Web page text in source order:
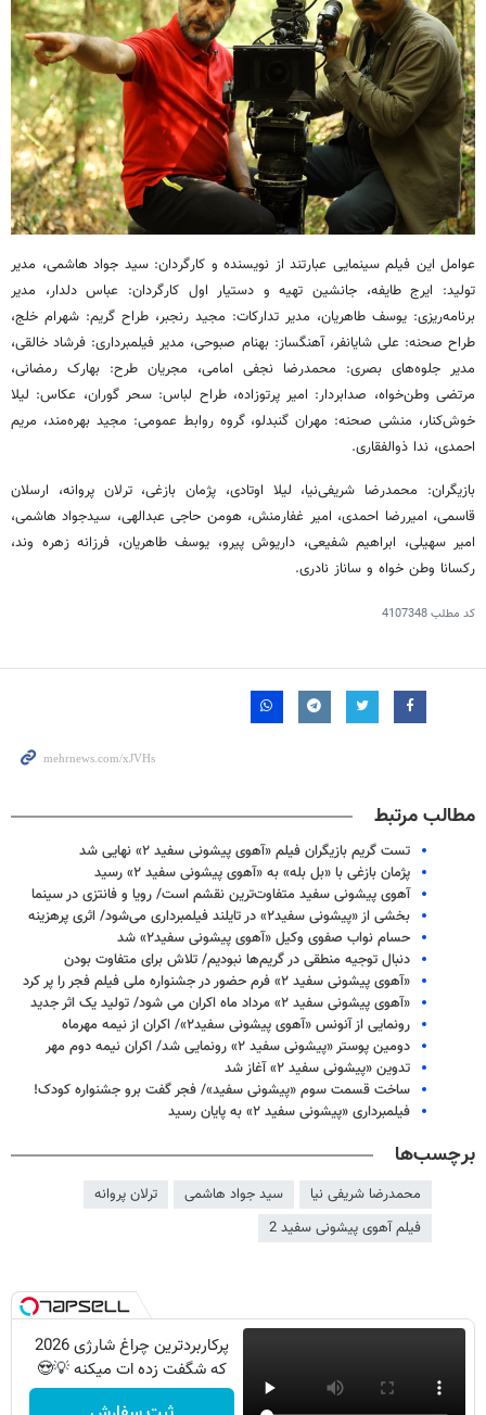
عوامل این فیلم سینمایی عبارتند از نویسنده و کارگردان: سید جواد هاشمی، مدیر
تولید: ایرج طایفه، جانشین تهیه و دستیار اول کارگردان: عباس دلدار، مدیر
برنامه‌ریزی: یوسف طاهریان، مدیر تدارکات: مجید رنجبر، طراح گریم: شهرام خلج،
طراح صحنه: علی شایانفر، آهنگساز: بهنام صبوحی، مدیر فیلمبرداری: فرشاد خالقی،
مدیر جلوه‌های بصری: محمدرضا نجفی امامی، مجریان طرح: بهارک رمضانی،
مرتضی وطن‌خواه، صدابردار: امیر پرتوزاده، طراح لباس: سحر گوران، عکاس: لیلا
خوش‌کنار، منشی صحنه: مهران گنبدلو، گروه روابط عمومی: مجید بهره‌مند، مریم
احمدی، ندا ذوالفقاری.
بازیگران: محمدرضا شریفی‌نیا، لیلا اوتادی، پژمان بازغی، ترلان پروانه، ارسلان
قاسمی، امیررضا احمدی، امیر غفارمنش، هومن حاجی عبدالهی، سیدجواد هاشمی،
امیر سهیلی، ابراهیم شفیعی، داریوش پیرو، یوسف طاهریان، فرزانه زهره وند،
رکسانا وطن خواه و ساناز نادری.
کد مطلب4107348
مطالب مرتبط
تست گریم بازیگران فیلم «آهوی پیشونی سفید ۲» نهایی شد
پژمان بازغی با «بل بله» به «آهوی پیشونی سفید ۲» رسید
آهوی پیشونی سفید متفاوت‌ترین نقشم است/ رویا و فانتزی در سینما
بخشی از «پیشونی سفید۲» در تایلند فیلمبرداری می‌شود/ اثری پرهزینه
حسام نواب صفوی وکیل «آهوی پیشونی سفید۲» شد
دنبال توجیه منطقی در گریم‌ها نبودیم/ تلاش برای متفاوت بودن
«آهوی پیشونی سفید ۲» فرم حضور در جشنواره ملی فیلم فجر را پر کرد
«آهوی پیشونی سفید ۲» مرداد ماه اکران می شود/ تولید یک اثر جدید
رونمایی از آنونس «آهوی پیشونی سفید۲»/ اکران از نیمه مهرماه
دومین پوستر «پیشونی سفید ۲» رونمایی شد/ اکران نیمه دوم مهر
تدوین «پیشونی سفید ۲» آغاز شد
ساخت قسمت سوم «پیشونی سفید»/ فجر گفت برو جشنواره کودک!
فیلمبرداری «پیشونی سفید ۲» به پایان رسید
برچسب‌ها
محمدرضا شریفی نیا سید جواد هاشمی
ترلان پروانه
فیلم آهوی پیشونی سفید 2
پرکاربردترین چراغ شارژی 2026
که شگفت زده ات میکنه 💡😍